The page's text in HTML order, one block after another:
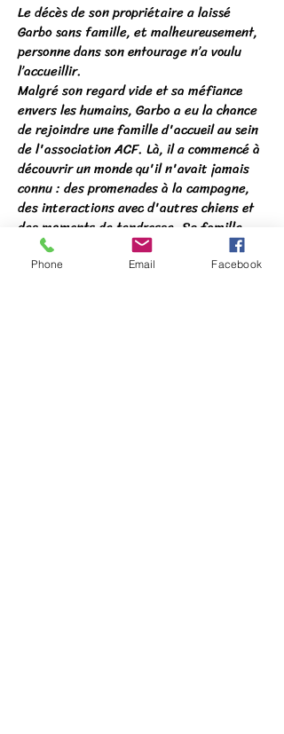
Le décès de son propriétaire a laissé
Garbo sans famille, et malheureusement,
personne dans son entourage n’a voulu
l’accueillir.
Malgré son regard vide et sa méfiance
envers les humains, Garbo a eu la chance
de rejoindre une famille d'accueil au sein
de l'association ACF. Là, il a commencé à
découvrir un monde qu'il n'avait jamais
connu : des promenades à la campagne,
des interactions avec d'autres chiens et
des moments de tendresse. Sa famille
d'accueil, patiente et déterminée, a su lui
offrir l'amour et la sécurité dont il avait
Phone Email Facebook